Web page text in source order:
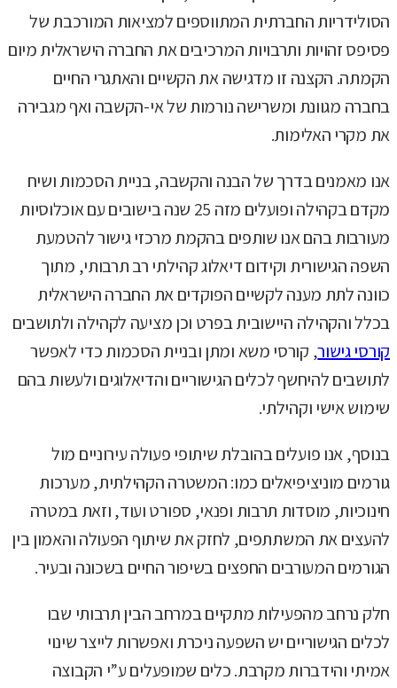
הסולידריות החברתית המתווספים למציאות המורכבת של
פסיפס זהויות ותרבויות המרכיבים את החברה הישראלית מיום
הקמתה. הקצנה זו מדגישה את הקשיים והאתגרי החיים
בחברה מגוונת ומשרישה נורמות של אי-הקשבה ואף מגבירה
את מקרי האלימות.
אנו מאמנים בדרך של הבנה והקשבה, בניית הסכמות ושיח
מקדם בקהילה ופועלים מזה 25 שנה בישובים עם אוכלוסיות
מעורבות בהם אנו שותפים בהקמת מרכזי גישור להטמעת
השפה הגישורית וקידום דיאלוג קהילתי רב תרבותי, מתוך
כוונה לתת מענה לקשיים הפוקדים את החברה הישראלית
בכלל והקהילה היישובית בפרט וכן מציעה לקהילה ולתושבים
קורסי גישור, קורסי משא ומתן ובניית הסכמות כדי לאפשר
לתושבים להיחשף לכלים הגישוריים והדיאלוגים ולעשות בהם
שימוש אישי וקהילתי.
בנוסף, אנו פועלים בהובלת שיתופי פעולה עירוניים מול
גורמים מוניציפיאלים כמו: המשטרה הקהילתית, מערכות
חינוכיות, מוסדות תרבות ופנאי, ספורט ועוד, וזאת במטרה
להעצים את המשתתפים, לחזק את שיתוף הפעולה והאמון בין
הגורמים המעורבים החפצים בשיפור החיים בשכונה ובעיר.
חלק נרחב מהפעילות מתקיים במרחב הבין תרבותי שבו
לכלים הגישוריים יש השפעה ניכרת ואפשרות לייצר שינוי
אמיתי והידברות מקרבת. כלים שמופעלים ע”י הקבוצה